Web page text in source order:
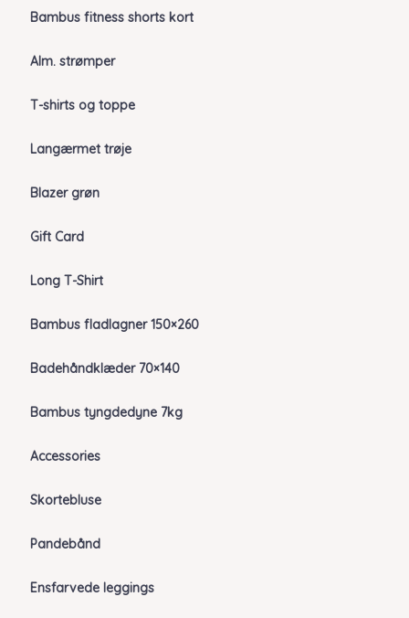
Bambus fitness shorts kort
Alm. strømper
T-shirts og toppe
Langærmet trøje
Blazer grøn
Gift Card
Long T-Shirt
Bambus fladlagner 150×260
Badehåndklæder 70×140
Bambus tyngdedyne 7kg
Accessories
Skortebluse
Pandebånd
Ensfarvede leggings